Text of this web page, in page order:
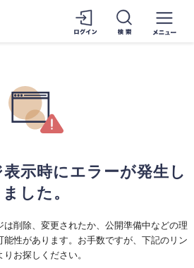
示時にエラーが発生し
ました。
削除、変更されたか、公開準備中などの理
性があります。お手数ですが、下記のリン
りお探しください。